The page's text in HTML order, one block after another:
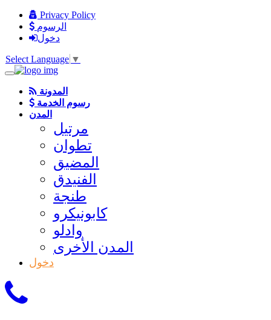
Privacy Policy
الرسوم
دخول
Select Language ▼
المدونة
رسوم الخدمة
المدن
مرتيل
تطوان
المضيق
الفنيدق
طنجة
كابونيكرو
وادلو
المدن الأخرى
دخول